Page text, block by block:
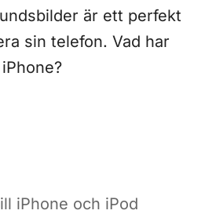
är ett perfekt
sin telefon. Vad har
iPhone och iPod